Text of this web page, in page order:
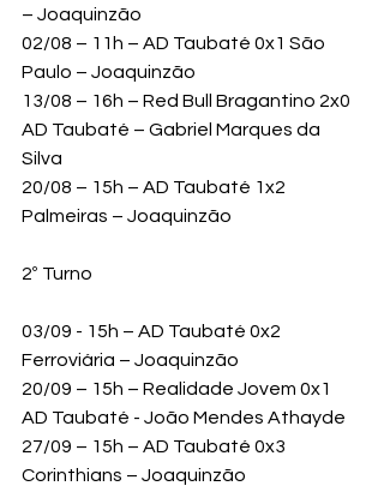
– Joaquinzão
02/08 – 11h – AD Taubaté 0x1 São
Paulo – Joaquinzão
13/08 – 16h – Red Bull Bragantino 2x0
AD Taubaté – Gabriel Marques da
Silva
20/08 – 15h – AD Taubaté 1x2
Palmeiras – Joaquinzão
2º Turno
03/09 - 15h – AD Taubaté 0x2
Ferroviária – Joaquinzão
20/09 – 15h – Realidade Jovem 0x1
AD Taubaté - João Mendes Athayde
27/09 – 15h – AD Taubaté 0x3
Corinthians – Joaquinzão